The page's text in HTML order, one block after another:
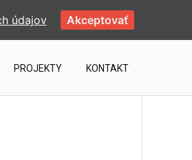
PROJEKTY KONTAKT
údajov Akceptovať